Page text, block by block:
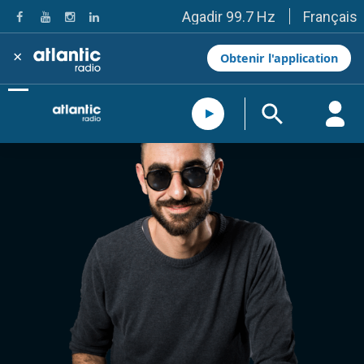
Agadir 99.7 Hz
Tanger 103.3 Hz
Tétouan 87.8 Hz
Fès 98.8 Hz
Meknès 97.2 Hz
El Jadida 97.3
Settat 104,6
Essaouira 96.6
Safi 92.3
Taza 103.0
Taounate 95.6
Tiznit 103.1
SkhourRhamna 92.2
Taroudant 104.9
Guelmim 91.9
Tan-Tan 95.2
Tafraout 104.9
Casablanca 92.5 Hz
Rabat, Salé 106.9 Hz
Marrakech 90.5 Hz
Français
× Obtenir l'application